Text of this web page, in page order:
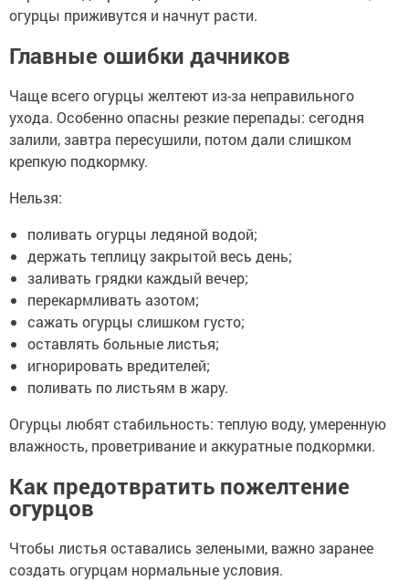
огурцы приживутся и начнут расти.
Главные ошибки дачников
Чаще всего огурцы желтеют из-за неправильного
ухода. Особенно опасны резкие перепады: сегодня
залили, завтра пересушили, потом дали слишком
крепкую подкормку.
Нельзя:
поливать огурцы ледяной водой;
держать теплицу закрытой весь день;
заливать грядки каждый вечер;
перекармливать азотом;
сажать огурцы слишком густо;
оставлять больные листья;
игнорировать вредителей;
поливать по листьям в жару.
Огурцы любят стабильность: теплую воду, умеренную
влажность, проветривание и аккуратные подкормки.
Как предотвратить пожелтение
огурцов
Чтобы листья оставались зелеными, важно заранее
создать огурцам нормальные условия.